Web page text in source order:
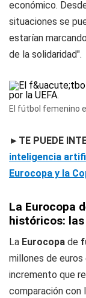
económico.
situaciones se
estarían
de la solidaridad".
El fútbol femenino
►TE PUEDE
inteligencia
Eurocopa y la
La Eurocopa
históricos:
La Eurocopa de
millones de
incremento que
comparación con